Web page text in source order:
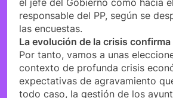
responsable del PP, según se
las encuestas.
La evolución de la crisis
Por tanto, vamos a unas
contexto de profunda crisis
expectativas de agravamiento
todo caso, la gestión de los